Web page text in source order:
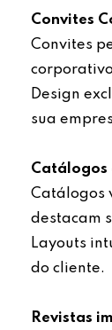
Convites
Convites
Design
sua
Catálogos
Catálogos
destacam
Layouts
do cliente.
Revistas